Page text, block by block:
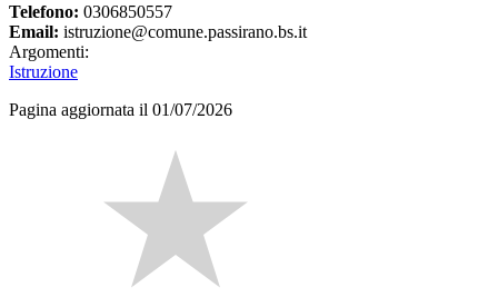
Telefono: 0306850557
Email: istruzione@comune.passirano.bs.it
Argomenti:
Istruzione
Pagina aggiornata il 01/07/2026